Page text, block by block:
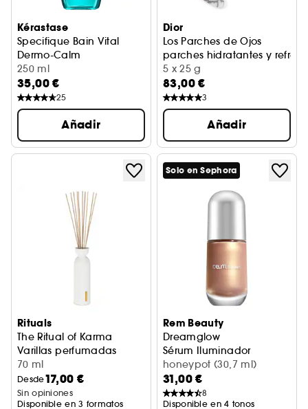
Kérastase
Specifique Bain Vital
Dermo-Calm
Champú calmante cabello sensible-graso
250 ml
35,00 €
25
Añadir
Dior
Los Parches de Ojos
parches hidratantes y
5 x 25 g
83,00 €
3
Añadir
Rituals
The Ritual of Karma
Varillas perfumadas
70 ml
Desde17,00 €
Sin opiniones
Disponible en 3 formatos
Solo en Sephora
Rem Beauty
Dreamglow
Sérum Iluminador
honeypot (30,7 ml)
31,00 €
8
Disponible en 4 tonos